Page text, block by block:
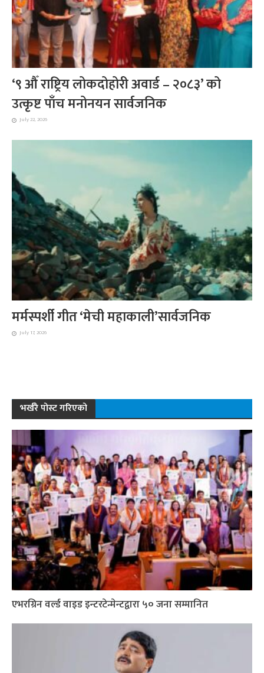
‘९ औँ राष्ट्रिय लोकदोहोरी अवार्ड – २०८३’ को
उत्कृष्ट पाँच मनोनयन सार्वजनिक
July 22, 2026
मर्मस्पर्शी गीत ‘मेची महाकाली’सार्वजनिक
July 17, 2026
भर्खरै पोस्ट गरिएको
एभरग्रिन वर्ल्ड वाइड इन्टरटेन्मेन्टद्वारा ५० जना सम्मानित